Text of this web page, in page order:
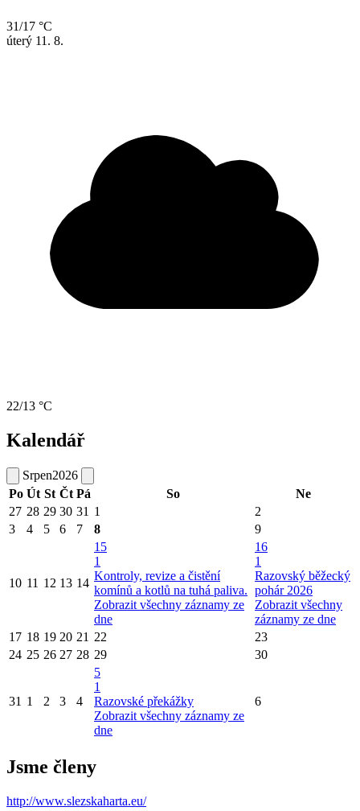
31/17 °C
úterý 11. 8.
22/13 °C
Kalendář
Srpen2026
Po Út St Čt Pá So
Ne
27 28 29 30 31 1
2
3
4 5 6 7 8 9
10 11 12 13 14
15
1
Kontroly, revize a čistění
komínů a kotlů na tuhá paliva.
Zobrazit všechny záznamy ze
dne
16
1
Razovský běžecký
pohár 2026
Zobrazit všechny
záznamy ze dne
17 18 19 20 21 22
23
24 25 26 27 28 29 30
31 1 2 3 4
5
1
Razovské překážky
Zobrazit všechny záznamy ze
dne
6
Jsme členy
http://www.slezskaharta.eu/